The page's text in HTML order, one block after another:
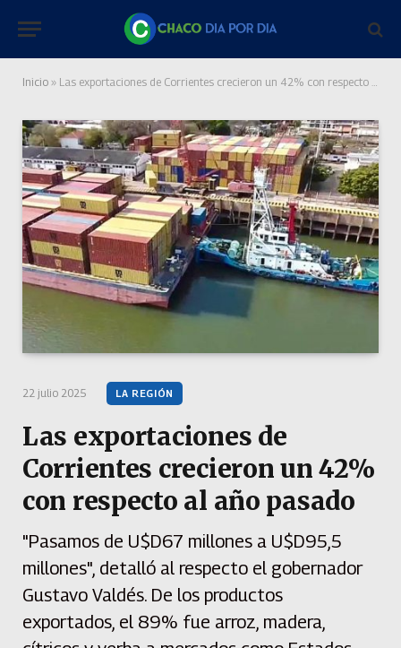
Inicio » Las exportaciones de Corrientes crecieron un 42% con respecto al año pasado
22 julio 2025 LA REGIÓN
Las exportaciones de
Corrientes crecieron un 42%
con respecto al año pasado
"Pasamos de U$D67 millones a U$D95,5
millones", detalló al respecto el gobernador
Gustavo Valdés. De los productos
exportados, el 89% fue arroz, madera,